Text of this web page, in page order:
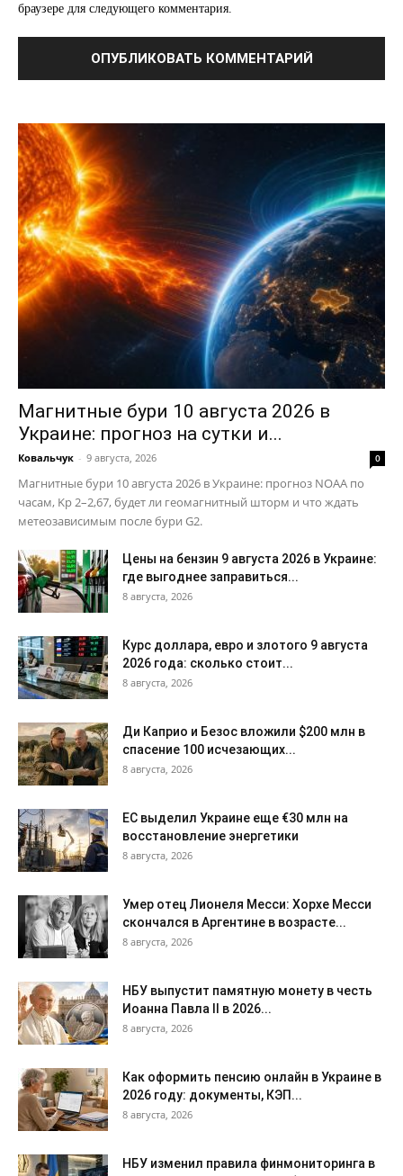
браузере для следующего комментария.
Магнитные бури 10 августа 2026 в
Украине: прогноз на сутки и...
Ковальчук - 9 августа, 2026 0
Магнитные бури 10 августа 2026 в Украине: прогноз NOAA по
часам, Kp 2–2,67, будет ли геомагнитный шторм и что ждать
метеозависимым после бури G2.
Цены на бензин 9 августа 2026 в Украине:
где выгоднее заправиться...
8 августа, 2026
Курс доллара, евро и злотого 9 августа
2026 года: сколько стоит...
8 августа, 2026
Ди Каприо и Безос вложили $200 млн в
спасение 100 исчезающих...
8 августа, 2026
ЕС выделил Украине еще €30 млн на
восстановление энергетики
8 августа, 2026
Умер отец Лионеля Месси: Хорхе Месси
скончался в Аргентине в возрасте...
8 августа, 2026
НБУ выпустит памятную монету в честь
Иоанна Павла II в 2026...
8 августа, 2026
Как оформить пенсию онлайн в Украине в
2026 году: документы, КЭП...
8 августа, 2026
НБУ изменил правила финмониторинга в